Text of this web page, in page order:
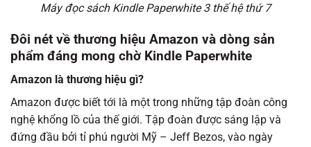
Máy đọc sách Kindle Paperwhite 3 thế hệ thứ 7
Đôi nét về thương hiệu Amazon và dòng sản
phẩm đáng mong chờ Kindle Paperwhite
Amazon là thương hiệu gì?
Amazon được biết tới là một trong những tập đoàn công
nghệ khổng lồ của thế giới. Tập đoàn được sáng lập và
đứng đầu bởi tỉ phú người Mỹ – Jeff Bezos, vào ngày